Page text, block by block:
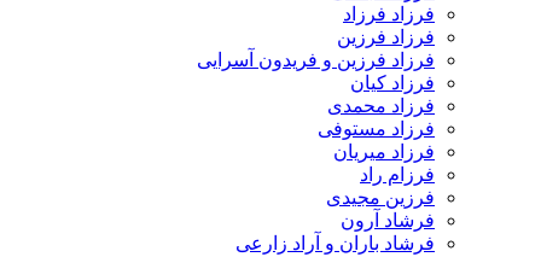
فرزاد فرزاد
فرزاد فرزین
فرزاد فرزین و فریدون آسرایی
فرزاد کیان
فرزاد محمدی
فرزاد مستوفی
فرزاد میریان
فرزام راد
فرزین مجیدی
فرشاد آرون
فرشاد باران و آراد زارعی